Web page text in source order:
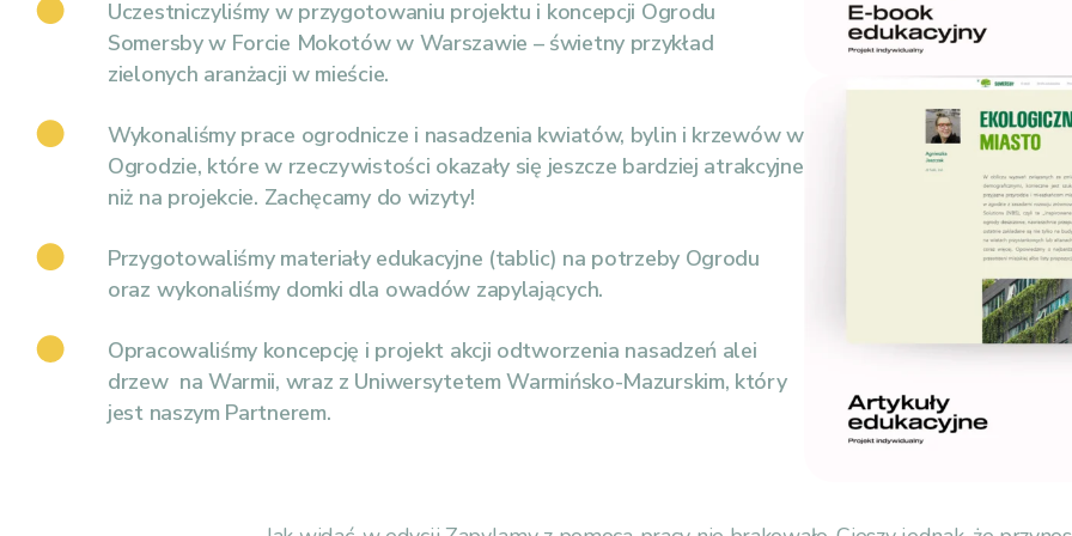
Uczestniczyliśmy w przygotowaniu projektu i koncepcji Ogrodu
Somersby w Forcie Mokotów w Warszawie – świetny przykład
zielonych aranżacji w mieście.
Wykonaliśmy prace ogrodnicze i nasadzenia kwiatów, bylin i krzewów w
Ogrodzie, które w rzeczywistości okazały się jeszcze bardziej atrakcyjne
niż na projekcie. Zachęcamy do wizyty!
Przygotowaliśmy materiały edukacyjne (tablic) na potrzeby Ogrodu
oraz wykonaliśmy domki dla owadów zapylających.
Opracowaliśmy koncepcję i projekt akcji odtworzenia nasadzeń alei
drzew na Warmii, wraz z Uniwersytetem Warmińsko-Mazurskim, który
jest naszym Partnerem.